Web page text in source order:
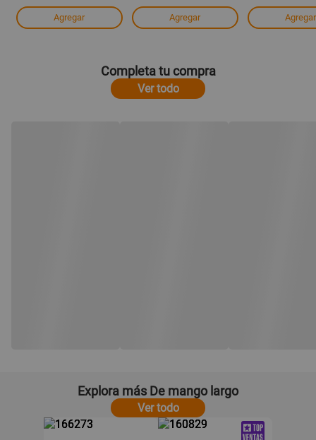
Agregar Agregar Agregar
Completa tu compra
Ver todo
Explora más De mango largo
Ver todo